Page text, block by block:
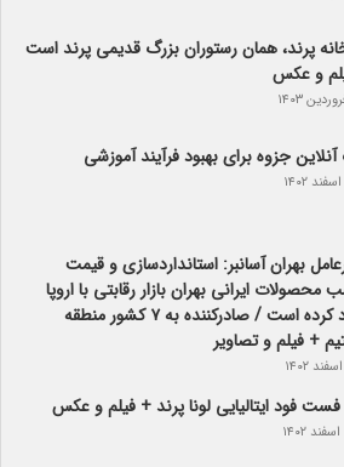
پرند، همان رستوران بزرگ قدیمی پرند است
و عکس
جزوه برای بهبود فرآیند آموزشی
بهران آسانبر: استانداردسازی و قیمت
محصولات ایرانی بهران بازار رقابتی با اروپا
ایجاد کرده است / صادرکننده به ۷ کشور منطقه
+ فیلم و تصاویر
فست فود ایتالیایی لونا پرند + فیلم و عکس